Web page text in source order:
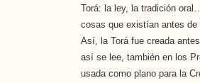
Torá: la ley, la tradición
cosas que existían antes de
Así, la Torá fue creada
así se lee, también en los
usada como plano para la